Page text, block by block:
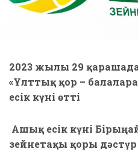
2023 жылғы 29
«Ұлттық қор –
есік күні өтті
Ашық есік күні
зейнетақы қоры